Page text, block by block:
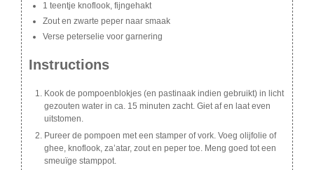
1 teentje knoflook, fijngehakt
Zout en zwarte peper naar smaak
Verse peterselie voor garnering
Instructions
Kook de pompoenblokjes (en pastinaak indien gebruikt) in licht
gezouten water in ca. 15 minuten zacht. Giet af en laat even
uitstomen.
Pureer de pompoen met een stamper of vork. Voeg olijfolie of
ghee, knoflook, za’atar, zout en peper toe. Meng goed tot een
smeuïge stamppot.